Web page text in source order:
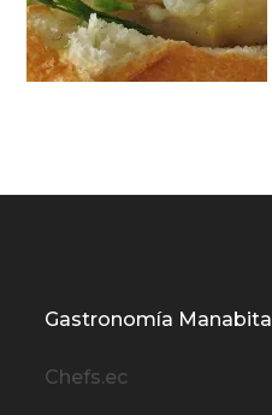
Gastronomía Manabita
Chefs.ec